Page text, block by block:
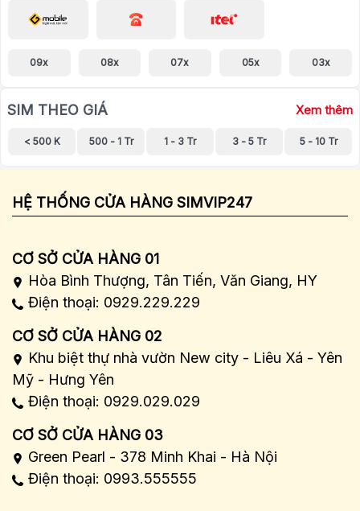
09x 08x 07x 05x 03x
SIM THEO GIÁ Xem thêm
< 500 K 500 - 1 Tr 1 - 3 Tr 3 - 5 Tr 5 - 10 Tr
HỆ THỐNG CỬA HÀNG SIMVIP247
CƠ SỞ CỬA HÀNG 01
Hòa Bình Thượng, Tân Tiến, Văn Giang, HY
Điện thoại: 0929.229.229
CƠ SỞ CỬA HÀNG 02
Khu biệt thự nhà vườn New city - Liêu Xá - Yên
Mỹ - Hưng Yên
Điện thoại: 0929.029.029
CƠ SỞ CỬA HÀNG 03
Green Pearl - 378 Minh Khai - Hà Nội
Điện thoại: 0993.555555